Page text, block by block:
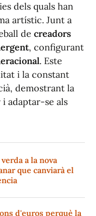
dels quals han
artístic. Junt a
de creadors
, configurant
. Este
i la constant
demostrant la
adaptar-se als
a la nova
que canviarà el
d'euros perquè la